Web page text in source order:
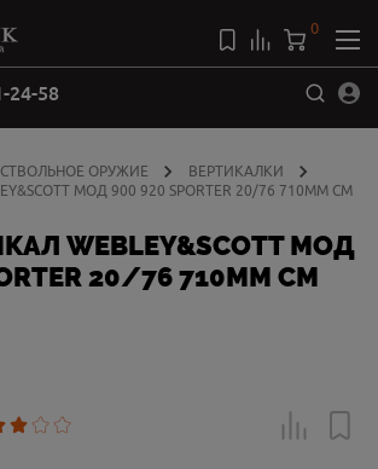
24-58
0
ОРУЖИЕ
ВЕРТИКАЛКИ
МОД 900 920 SPORTER 20/76 710ММ СМ
WEBLEY&SCOTT МОД
20/76 710ММ СМ